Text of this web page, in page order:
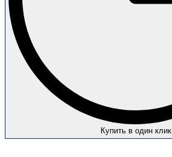
Купить в один клик